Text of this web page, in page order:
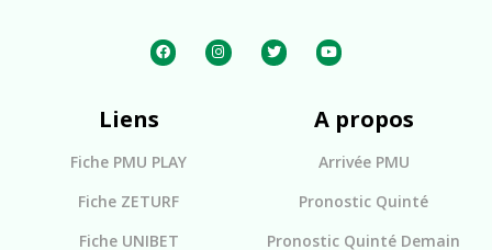
Liens
Fiche PMU PLAY
Fiche ZETURF
Fiche UNIBET
A propos
Arrivée PMU
Pronostic Quinté
Pronostic Quinté Demain